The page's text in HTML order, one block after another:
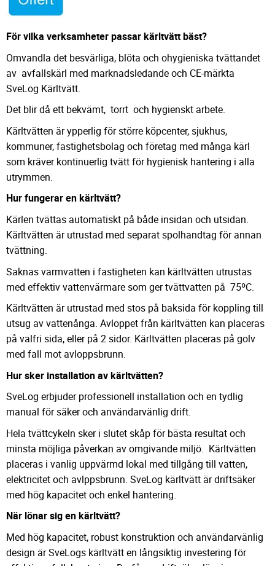
För vilka verksamheter passar kärltvätt bäst?
Omvandla det besvärliga, blöta och ohygieniska tvättandet
av avfallskärl med marknadsledande och CE-märkta
SveLog Kärltvätt.
Det blir då ett bekvämt, torrt och hygienskt arbete.
Kärltvätten är ypperlig för större köpcenter, sjukhus,
kommuner, fastighetsbolag och företag med många kärl
som kräver kontinuerlig tvätt för hygienisk hantering i alla
utrymmen.
Hur fungerar en kärltvätt?
Kärlen tvättas automatiskt på både insidan och utsidan.
Kärltvätten är utrustad med separat spolhandtag för annan
tvättning.
Saknas varmvatten i fastigheten kan kärltvätten utrustas
med effektiv vattenvärmare som ger tvättvatten på 75ºC.
Kärltvätten är utrustad med stos på baksida för koppling till
utsug av vattenånga. Avloppet från kärltvätten kan placeras
på valfri sida, eller på 2 sidor. Kärltvätten placeras på golv
med fall mot avloppsbrunn.
Hur sker installation av kärltvätten?
SveLog erbjuder professionell installation och en tydlig
manual för säker och användarvänlig drift.
Hela tvättcykeln sker i slutet skåp för bästa resultat och
minsta möjliga påverkan av omgivande miljö. Kärltvätten
placeras i vanlig uppvärmd lokal med tillgång till vatten,
elektricitet och avlppsbrunn. SveLog kärltvätt är driftsäker
med hög kapacitet och enkel hantering.
När lönar sig en kärltvätt?
Med hög kapacitet, robust konstruktion och användarvänlig
design är SveLogs kärltvätt en långsiktig investering för